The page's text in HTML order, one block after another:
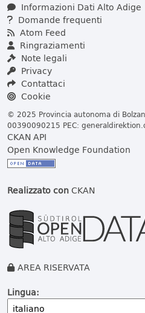
Informazioni Dati Alto Adige
Domande frequenti
Atom Feed
Ringraziamenti
Note legali
Privacy
Contattaci
Cookie
© 2025 Provincia autonoma di
00390090215 PEC:
CKAN API
Open Knowledge Foundation
Realizzato conCKAN
AREA RISERVATA
Lingua